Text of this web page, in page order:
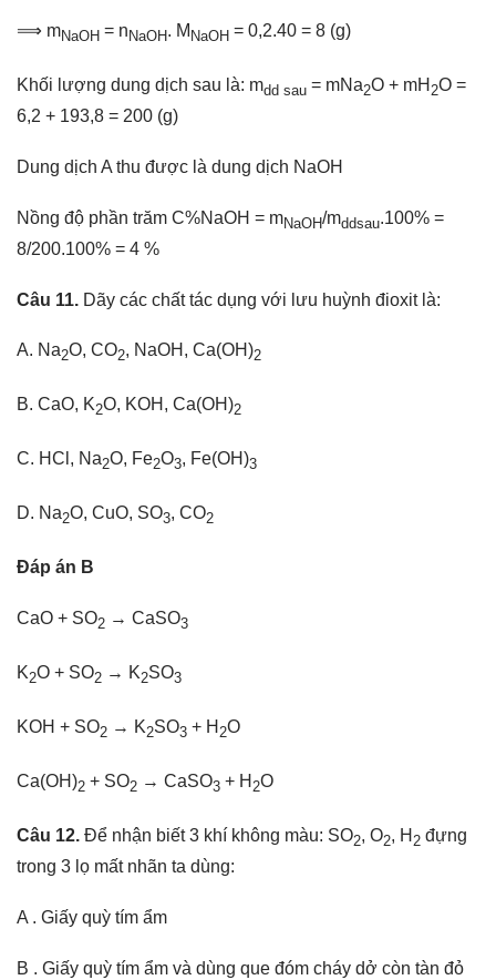
⟹ mNaOH = n NaOH . M NaOH = 0,2.40 = 8 (g)
Khối lượng dung dịch sau là: mdd sau = mNa2O + mH 2O =
6,2 + 193,8 = 200 (g)
Dung dịch A thu được là dung dịch NaOH
Nồng độ phần trăm C%NaOH = mNaOH/mddsau.100% =
8/200.100% = 4 %
Câu 11. Dãy các chất tác dụng với lưu huỳnh đioxit là:
A. Na2O, CO2, NaOH, Ca(OH)2
B. CaO, K2O, KOH, Ca(OH)2
C. HCl, Na2O, Fe2O3, Fe(OH)3
D. Na2O, CuO, SO3, CO2
Đáp án B
CaO + SO2 → CaSO3
K2O + SO2 → K2SO3
KOH + SO2 → K2SO3 + H 2O
Ca(OH)2 + SO2 → CaSO3 + H 2O
Câu 12. Để nhận biết 3 khí không màu: SO2, O2, H 2 đựng
trong 3 lọ mất nhãn ta dùng:
A . Giấy quỳ tím ẩm
B . Giấy quỳ tím ẩm và dùng que đóm cháy dở còn tàn đỏ